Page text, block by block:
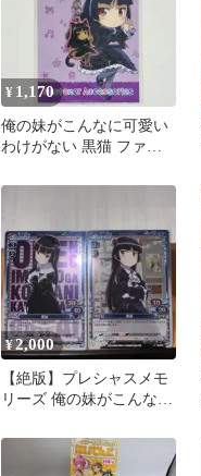
¥ 1,170
俺の妹がこんなに可愛い
わけがない 黒猫 ファス
ム
¥2,000
【絶版】プレシャスメモ
リーズ 俺の妹がこんなに
ラ